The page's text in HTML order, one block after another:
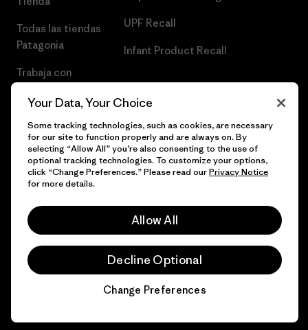
Todas las tiendas
Patagonia
Trabaja con
UPF Recall
Infant Product Recall
© 2026 Patagonia, Inc. Todos los derechos reservados.
Your Data, Your Choice
Some tracking technologies, such as cookies, are necessary
for our site to function properly and are always on. By
selecting “Allow All” you’re also consenting to the use of
optional tracking technologies. To customize your options,
click “Change Preferences.” Please read ourPrivacy Notice
for more details.
Allow All
Decline Optional
Change Preferences